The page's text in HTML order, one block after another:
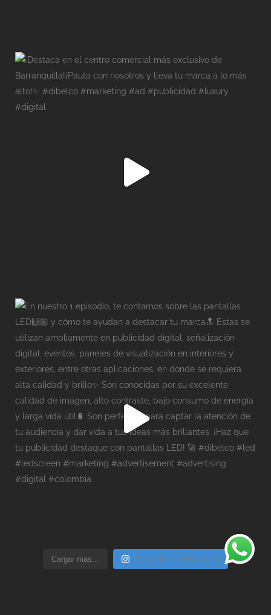
Cargar mas... Síguenos en Instagram